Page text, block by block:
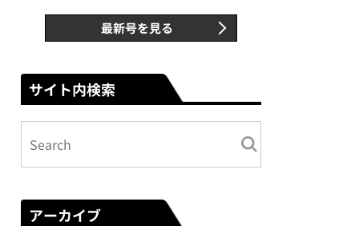
最新号を見る
サイト内検索
アーカイブ